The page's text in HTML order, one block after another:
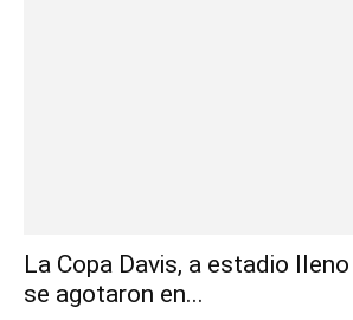
La Copa Davis, a estadio
se agotaron en...